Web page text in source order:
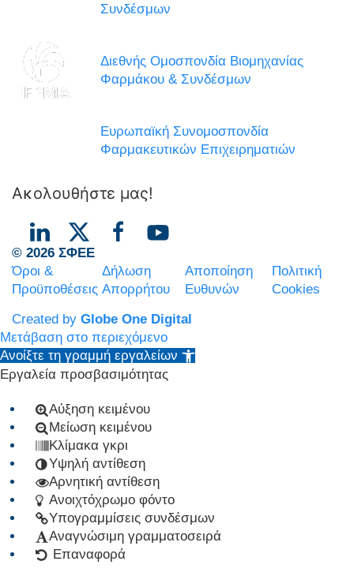
Συνδέσμων
Διεθνής Ομοσπονδία Βιομηχανίας
Φαρμάκου & Συνδέσμων
Ευρωπαϊκή Συνομοσπονδία
Φαρμακευτικών Επιχειρηματιών
Ακολουθήστε μας!
© 2026 ΣΦΕΕ
Όροι &
Προϋποθέσεις
Δήλωση
Απορρήτου
Αποποίηση
Ευθυνών
Πολιτική
Cookies
Created by Globe One Digital
Μετάβαση στο περιεχόμενο
Ανοίξτε τη γραμμή εργαλείων
Εργαλεία προσβασιμότητας
Αύξηση κειμένου
Μείωση κειμένου
Κλίμακα γκρι
Υψηλή αντίθεση
Αρνητική αντίθεση
Ανοιχτόχρωμο φόντο
Υπογραμμίσεις συνδέσμων
Αναγνώσιμη γραμματοσειρά
Επαναφορά